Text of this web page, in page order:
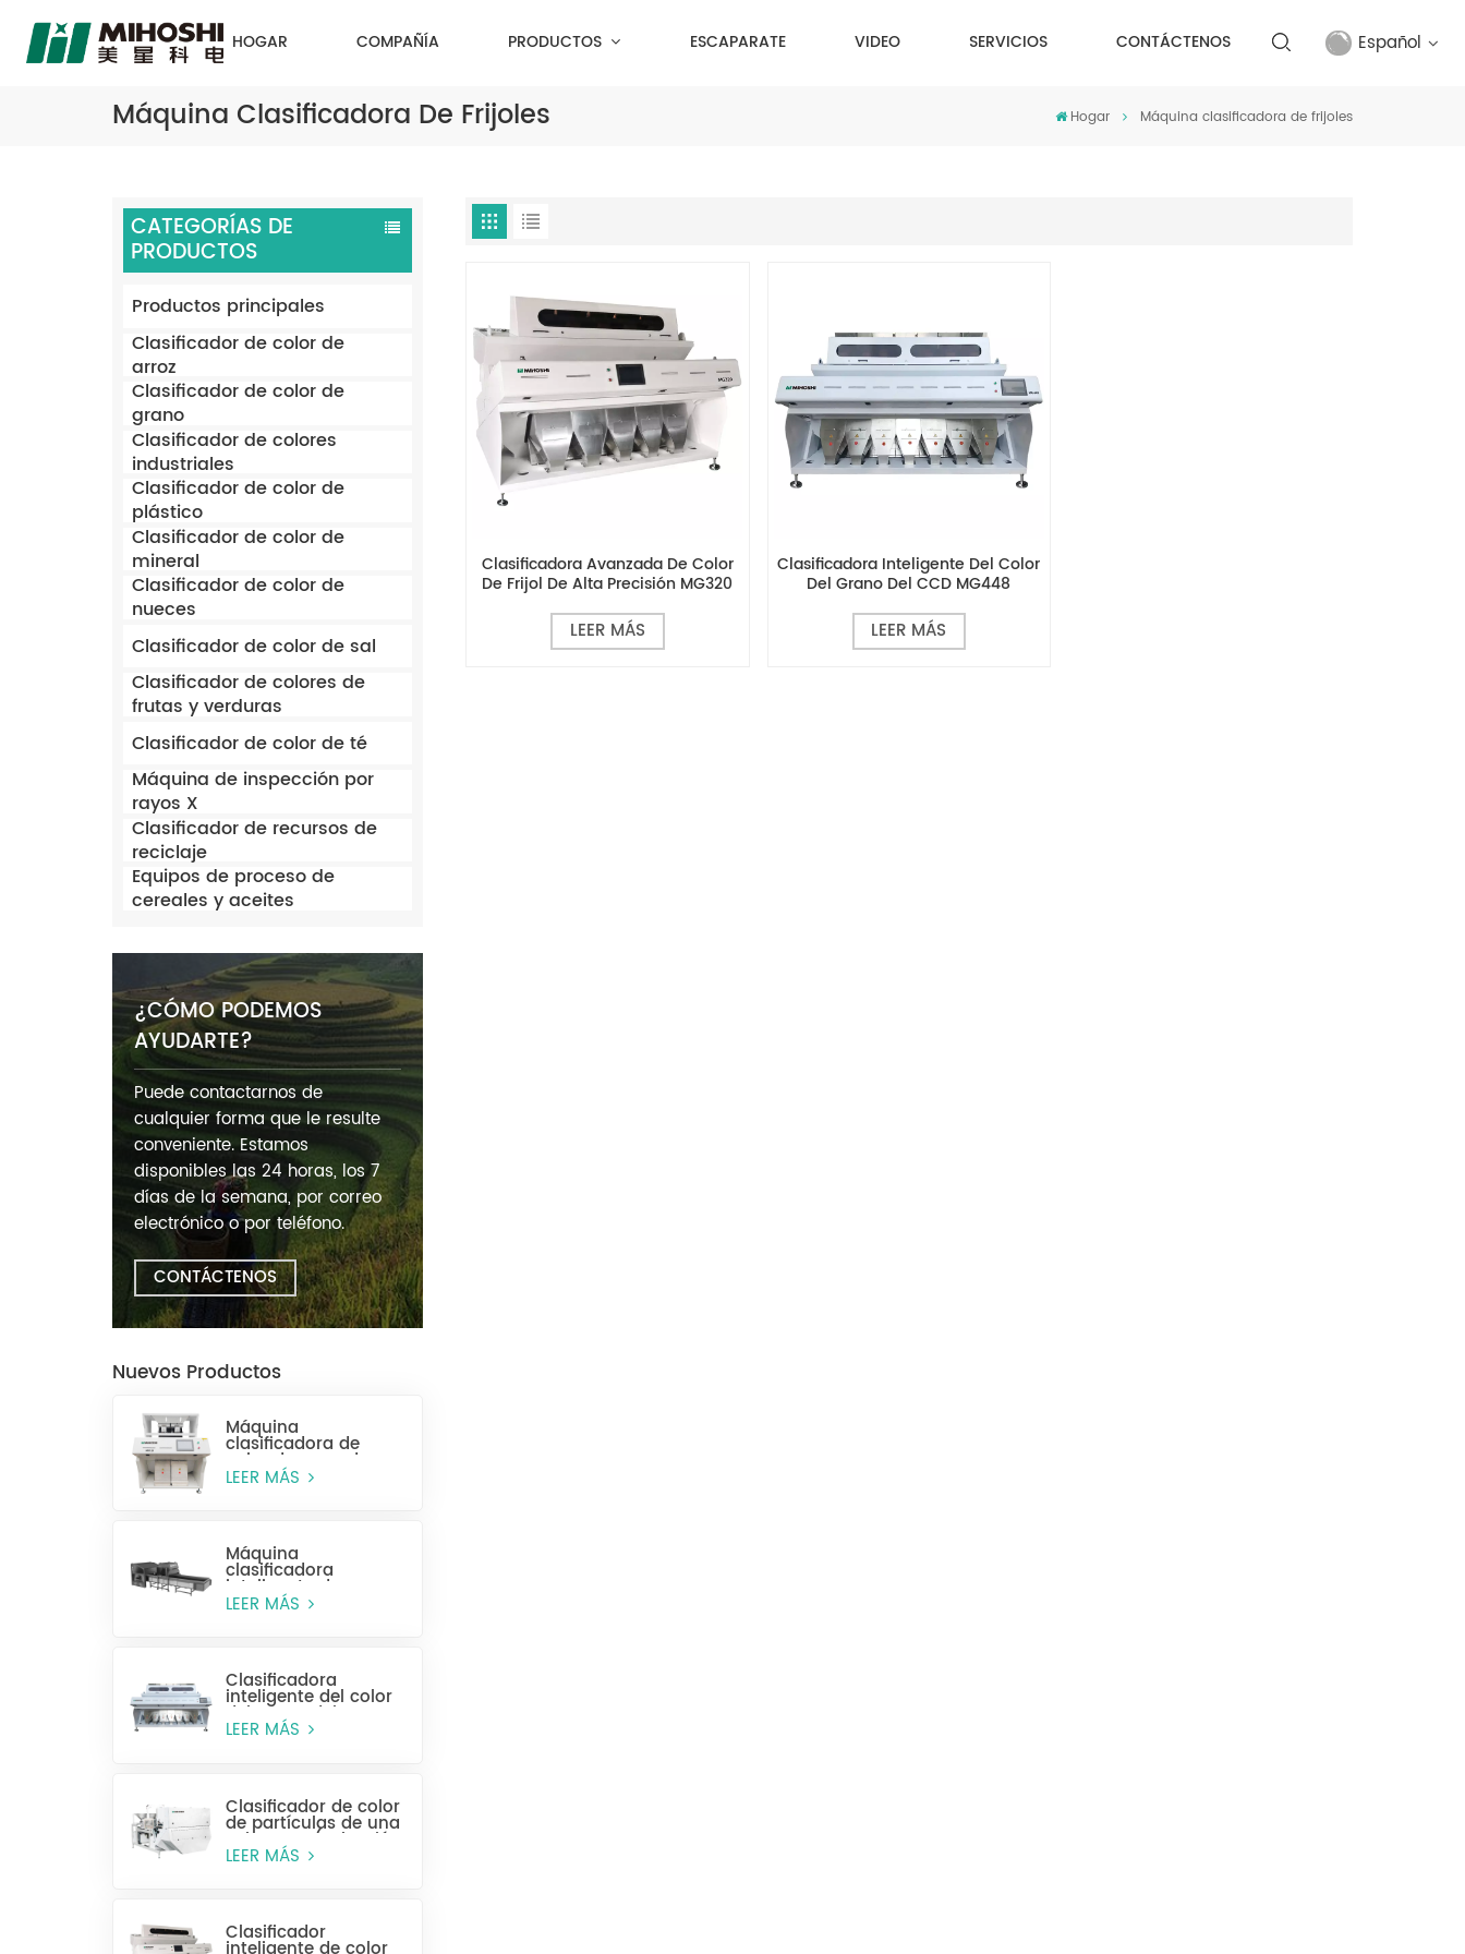
HOGAR COMPAÑÍA PRODUCTOS ESCAPARATE VIDEO SERVICIOS CONTÁCTENOS Español
Máquina Clasificadora De Frijoles Hogar Máquina clasificadora de frijoles
CATEGORÍAS DE
PRODUCTOS
Productos principales
Clasificador de color de
arroz
Clasificador de color de
grano
Clasificador de colores
industriales
Clasificador de color de
plástico
Clasificador de color de
mineral
Clasificador de color de
nueces
Clasificador de color de sal
Clasificador de colores de
frutas y verduras
Clasificador de color de té
Máquina de inspección por
rayos X
Clasificador de recursos de
reciclaje
Equipos de proceso de
cereales y aceites
¿CÓMO PODEMOS
AYUDARTE?
Puede contactarnos de
cualquier forma que le resulte
conveniente. Estamos
disponibles las 24 horas, los 7
días de la semana, por correo
electrónico o por teléfono.
CONTÁCTENOS
Nuevos Productos
Máquina
clasificadora de
color de arroz de
alta eficiencia MR128
LEER MÁS
Máquina
clasificadora
inteligente de
plástico para
LEER MÁS
Clasificadora
inteligente del color
del grano del CCD
MG448
LEER MÁS
Clasificador de color
de partículas de una
sola capa (selección
húmeda)
LEER MÁS
Clasificador
Clasificadora Avanzada De Color
De Frijol De Alta Precisión MG320
LEER MÁS
Clasificadora Inteligente Del Color
Del Grano Del CCD MG448
LEER MÁS